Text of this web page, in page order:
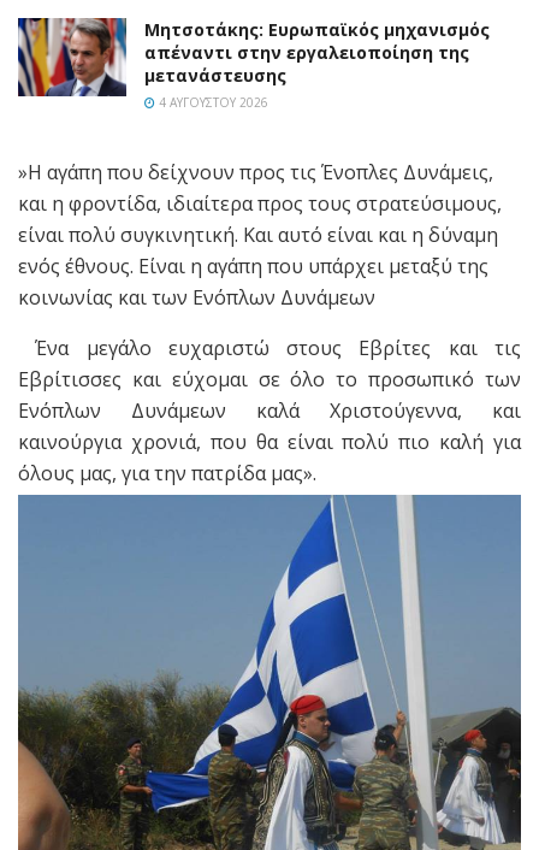
Μητσοτάκης: Ευρωπαϊκός μηχανισμός
απέναντι στην εργαλειοποίηση της
μετανάστευσης
4 ΑΥΓΟΎΣΤΟΥ 2026
»Η αγάπη που δείχνουν προς τις Ένοπλες Δυνάμεις,
και η φροντίδα, ιδιαίτερα προς τους στρατεύσιμους,
είναι πολύ συγκινητική. Και αυτό είναι και η δύναμη
ενός έθνους. Είναι η αγάπη που υπάρχει μεταξύ της
κοινωνίας και των Ενόπλων Δυνάμεων
Ένα μεγάλο ευχαριστώ στους Εβρίτες και τις
Εβρίτισσες και εύχομαι σε όλο το προσωπικό των
Ενόπλων Δυνάμεων καλά Χριστούγεννα, και
καινούργια χρονιά, που θα είναι πολύ πιο καλή για
όλους μας, για την πατρίδα μας».